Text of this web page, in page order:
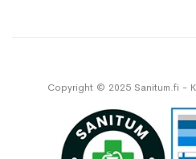
Copyright © 2025 Sanitum.fi -